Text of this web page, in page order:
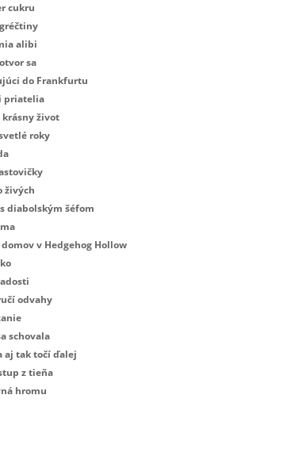
cukru
alibi
sa
do Frankfurtu
priatelia
krásny život
roky
živých
diabolským šéfom
v Hedgehog Hollow
odvahy
schovala
aj tak točí ďalej
z tieňa
hromu